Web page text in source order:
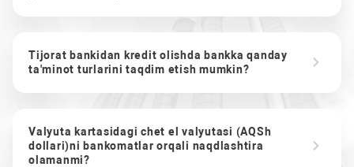
Tijorat bankidan kredit olishda bankka qanday
ta'minot turlarini taqdim etish mumkin?
Valyuta kartasidagi chet el valyutasi (AQSh
dollari)ni bankomatlar orqali naqdlashtira
olamanmi?